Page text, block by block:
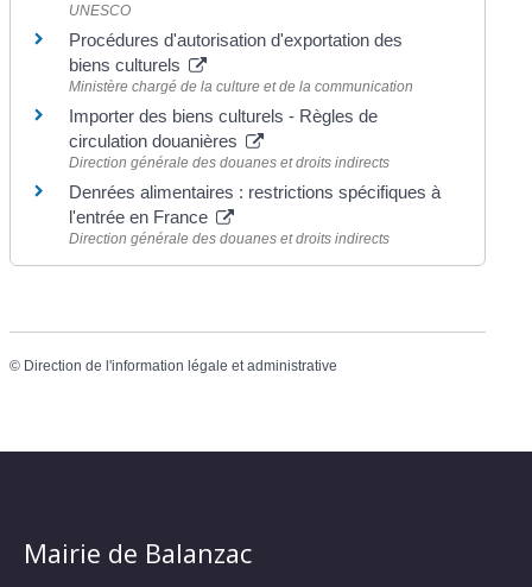
UNESCO
Procédures d'autorisation d'exportation des
biens culturels
Ministère chargé de la culture et de la communication
Importer des biens culturels - Règles de
circulation douanières
Direction générale des douanes et droits indirects
Denrées alimentaires : restrictions spécifiques à
l'entrée en France
Direction générale des douanes et droits indirects
© Direction de l'information légale et administrative
Mairie de Balanzac